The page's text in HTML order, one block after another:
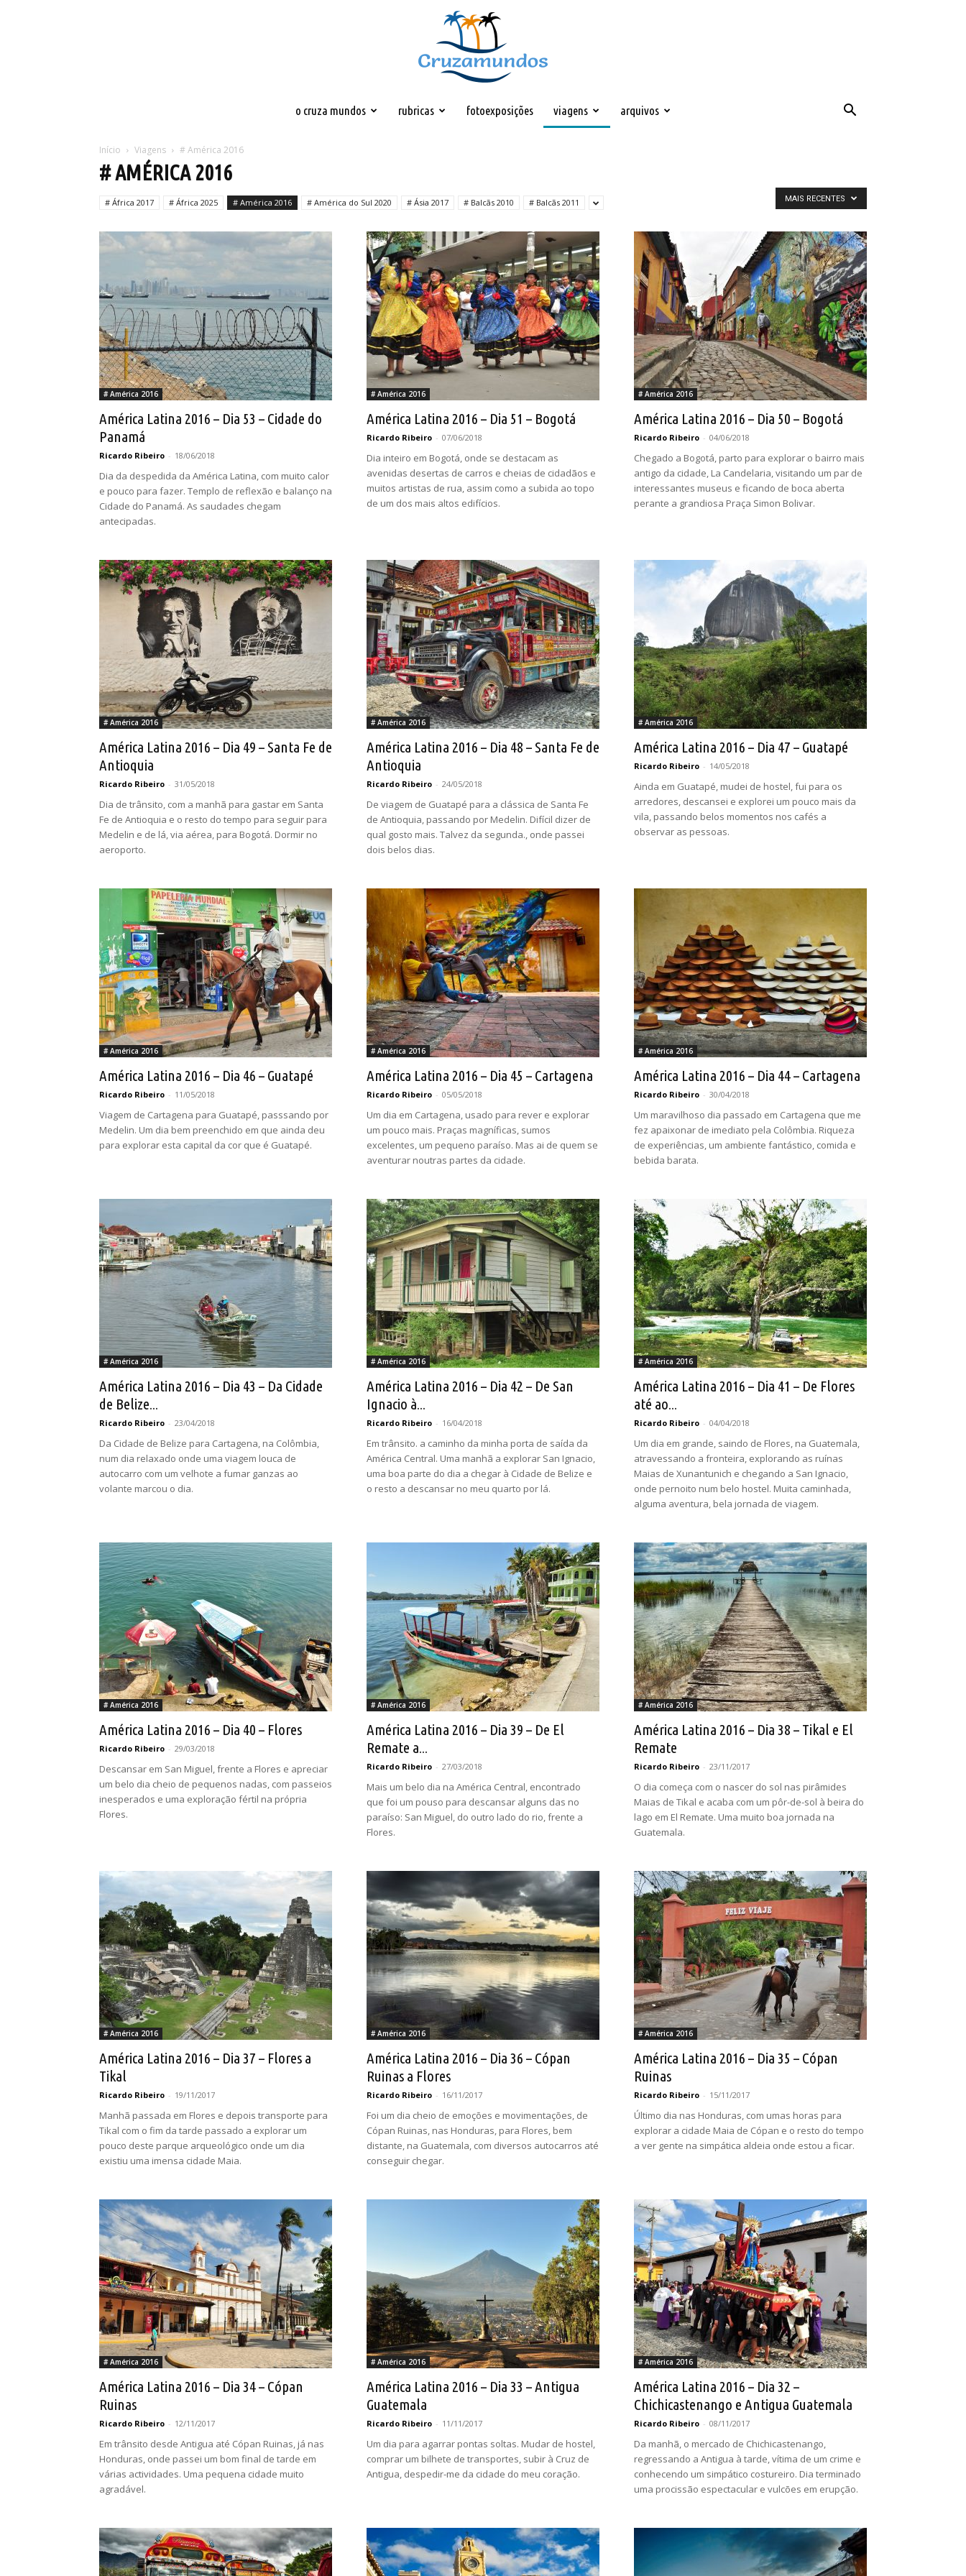
o cruza mundos rubricas fotoexposições viagens arquivos
Início Viagens # América 2016
# AMÉRICA 2016
# África 2017 # África 2025 # América 2016 # América do Sul 2020 # Ásia 2017 # Balcãs 2010 # Balcãs 2011 MAIS RECENTES
# América 2016
América Latina 2016 – Dia 53 – Cidade do
Panamá
Ricardo Ribeiro - 18/06/2018
Dia da despedida da América Latina, com muito calor
e pouco para fazer. Templo de reflexão e balanço na
Cidade do Panamá. As saudades chegam
antecipadas.
# América 2016
América Latina 2016 – Dia 51 – Bogotá
Ricardo Ribeiro - 07/06/2018
Dia inteiro em Bogotá, onde se destacam as
avenidas desertas de carros e cheias de cidadãos e
muitos artistas de rua, assim como a subida ao topo
de um dos mais altos edifícios.
# América 2016
América Latina 2016 – Dia 50 – Bogotá
Ricardo Ribeiro - 04/06/2018
Chegado a Bogotá, parto para explorar o bairro mais
antigo da cidade, La Candelaria, visitando um par de
interessantes museus e ficando de boca aberta
perante a grandiosa Praça Simon Bolivar.
# América 2016
América Latina 2016 – Dia 49 – Santa Fe de
Antioquia
Ricardo Ribeiro - 31/05/2018
Dia de trânsito, com a manhã para gastar em Santa
Fe de Antioquia e o resto do tempo para seguir para
Medelin e de lá, via aérea, para Bogotá. Dormir no
aeroporto.
# América 2016
América Latina 2016 – Dia 48 – Santa Fe de
Antioquia
Ricardo Ribeiro - 24/05/2018
De viagem de Guatapé para a clássica de Santa Fe
de Antioquia, passando por Medelin. Difícil dizer de
qual gosto mais. Talvez da segunda., onde passei
dois belos dias.
# América 2016
América Latina 2016 – Dia 47 – Guatapé
Ricardo Ribeiro - 14/05/2018
Ainda em Guatapé, mudei de hostel, fui para os
arredores, descansei e explorei um pouco mais da
vila, passando belos momentos nos cafés a
observar as pessoas.
# América 2016
América Latina 2016 – Dia 46 – Guatapé
Ricardo Ribeiro - 11/05/2018
Viagem de Cartagena para Guatapé, passsando por
Medelin. Um dia bem preenchido em que ainda deu
para explorar esta capital da cor que é Guatapé.
# América 2016
América Latina 2016 – Dia 45 – Cartagena
Ricardo Ribeiro - 05/05/2018
Um dia em Cartagena, usado para rever e explorar
um pouco mais. Praças magníficas, sumos
excelentes, um pequeno paraíso. Mas ai de quem se
aventurar noutras partes da cidade.
# América 2016
América Latina 2016 – Dia 44 – Cartagena
Ricardo Ribeiro - 30/04/2018
Um maravilhoso dia passado em Cartagena que me
fez apaixonar de imediato pela Colômbia. Riqueza
de experiências, um ambiente fantástico, comida e
bebida barata.
# América 2016
América Latina 2016 – Dia 43 – Da Cidade
de Belize...
Ricardo Ribeiro - 23/04/2018
Da Cidade de Belize para Cartagena, na Colômbia,
num dia relaxado onde uma viagem louca de
autocarro com um velhote a fumar ganzas ao
volante marcou o dia.
# América 2016
América Latina 2016 – Dia 42 – De San
Ignacio à...
Ricardo Ribeiro - 16/04/2018
Em trânsito. a caminho da minha porta de saída da
América Central. Uma manhã a explorar San Ignacio,
uma boa parte do dia a chegar à Cidade de Belize e
o resto a descansar no meu quarto por lá.
# América 2016
América Latina 2016 – Dia 41 – De Flores
até ao...
Ricardo Ribeiro - 04/04/2018
Um dia em grande, saindo de Flores, na Guatemala,
atravessando a fronteira, explorando as ruínas
Maias de Xunantunich e chegando a San Ignacio,
onde pernoito num belo hostel. Muita caminhada,
alguma aventura, bela jornada de viagem.
# América 2016
América Latina 2016 – Dia 40 – Flores
Ricardo Ribeiro - 29/03/2018
Descansar em San Miguel, frente a Flores e apreciar
um belo dia cheio de pequenos nadas, com passeios
inesperados e uma exploração fértil na própria
Flores.
# América 2016
América Latina 2016 – Dia 39 – De El
Remate a...
Ricardo Ribeiro - 27/03/2018
Mais um belo dia na América Central, encontrado
que foi um pouso para descansar alguns das no
paraíso: San Miguel, do outro lado do rio, frente a
Flores.
# América 2016
América Latina 2016 – Dia 38 – Tikal e El
Remate
Ricardo Ribeiro - 23/11/2017
O dia começa com o nascer do sol nas pirâmides
Maias de Tikal e acaba com um pôr-de-sol à beira do
lago em El Remate. Uma muito boa jornada na
Guatemala.
# América 2016
América Latina 2016 – Dia 37 – Flores a
Tikal
Ricardo Ribeiro - 19/11/2017
Manhã passada em Flores e depois transporte para
Tikal com o fim da tarde passado a explorar um
pouco deste parque arqueológico onde um dia
existiu uma imensa cidade Maia.
# América 2016
América Latina 2016 – Dia 36 – Cópan
Ruinas a Flores
Ricardo Ribeiro - 16/11/2017
Foi um dia cheio de emoções e movimentações, de
Cópan Ruinas, nas Honduras, para Flores, bem
distante, na Guatemala, com diversos autocarros até
conseguir chegar.
# América 2016
América Latina 2016 – Dia 35 – Cópan
Ruinas
Ricardo Ribeiro - 15/11/2017
Último dia nas Honduras, com umas horas para
explorar a cidade Maia de Cópan e o resto do tempo
a ver gente na simpática aldeia onde estou a ficar.
# América 2016
América Latina 2016 – Dia 34 – Cópan
Ruinas
Ricardo Ribeiro - 12/11/2017
Em trânsito desde Antigua até Cópan Ruinas, já nas
Honduras, onde passei um bom final de tarde em
várias actividades. Uma pequena cidade muito
agradável.
# América 2016
América Latina 2016 – Dia 33 – Antigua
Guatemala
Ricardo Ribeiro - 11/11/2017
Um dia para agarrar pontas soltas. Mudar de hostel,
comprar um bilhete de transportes, subir à Cruz de
Antigua, despedir-me da cidade do meu coração.
# América 2016
América Latina 2016 – Dia 32 –
Chichicastenango e Antigua Guatemala
Ricardo Ribeiro - 08/11/2017
Da manhã, o mercado de Chichicastenango,
regressando a Antigua à tarde, vítima de um crime e
conhecendo um simpático costureiro. Dia terminado
uma procissão espectacular e vulcões em erupção.